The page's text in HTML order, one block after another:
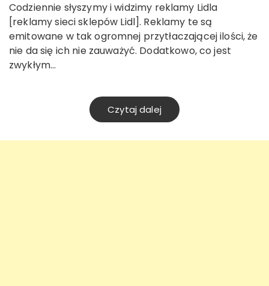
Codziennie słyszymy i widzimy reklamy Lidla
[reklamy sieci sklepów Lidl]. Reklamy te są
emitowane w tak ogromnej przytłaczającej ilości, że
nie da się ich nie zauważyć. Dodatkowo, co jest
zwykłym…
Czytaj dalej